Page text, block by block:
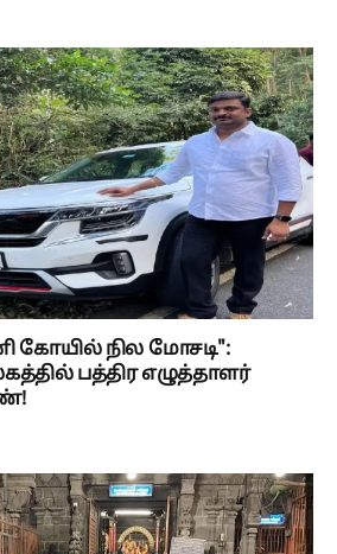
கோயில் நில மோசடி":
பத்திர எழுத்தாளர்